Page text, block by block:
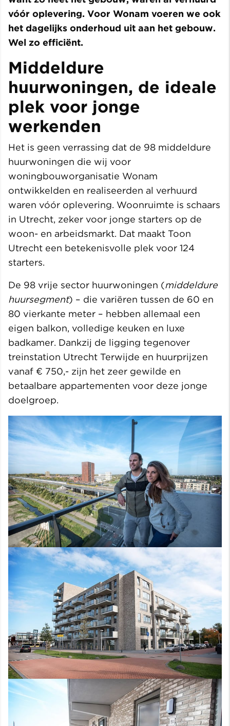
vóór oplevering. Voor Wonam voeren we ook
het dagelijks onderhoud uit aan het gebouw.
Wel zo efficiënt.
Middeldure
huurwoningen, de ideale
plek voor jonge
werkenden
Het is geen verrassing dat de 98 middeldure
huurwoningen die wij voor
woningbouworganisatie Wonam
ontwikkelden en realiseerden al verhuurd
waren vóór oplevering. Woonruimte is schaars
in Utrecht, zeker voor jonge starters op de
woon- en arbeidsmarkt. Dat maakt Toon
Utrecht een betekenisvolle plek voor 124
starters.
De 98 vrije sector huurwoningen (middeldure
huursegment) – die variëren tussen de 60 en
80 vierkante meter – hebben allemaal een
eigen balkon, volledige keuken en luxe
badkamer. Dankzij de ligging tegenover
treinstation Utrecht Terwijde en huurprijzen
vanaf € 750,- zijn het zeer gewilde en
betaalbare appartementen voor deze jonge
doelgroep.